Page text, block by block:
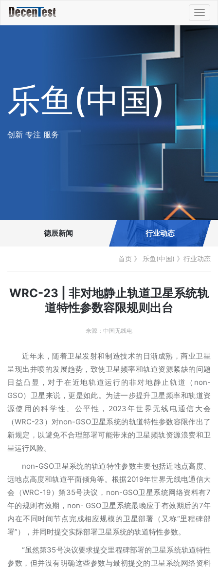
乐鱼(中国)
创新 专注 服务
德辰新闻 行业动态
首页 》 乐鱼(中国) 》 行业动态
WRC-23 | 非对地静止轨道卫星系统轨
道特性参数容限规则出台
来源：中国无线电
近年来，随着卫星发射和制造技术的日渐成熟，商业卫星
呈现出井喷的发展趋势，致使卫星频率和轨道资源紧缺的问题
日益凸显，对于在近地轨道运行的非对地静止轨道（non-
GSO）卫星来说，更是如此。为进一步提升卫星频率和轨道资
源使用的科学性、公平性，2023年世界无线电通信大会
（WRC-23）对non-GSO卫星系统的轨道特性参数容限作出了
新规定，以避免不合理部署可能带来的卫星频轨资源浪费和卫
星运行风险。
non-GSO卫星系统的轨道特性参数主要包括近地点高度、
远地点高度和轨道平面倾角等。根据2019年世界无线电通信大
会（WRC-19）第35号决议，non-GSO卫星系统网络资料有7
年的规则有效期，non- GSO卫星系统最晚应于有效期后的7年
内在不同时间节点完成相应规模的卫星部署（又称“里程碑部
署”），并同时提交实际部署卫星系统的轨道特性参数。
“虽然第35号决议要求提交里程碑部署的卫星系统轨道特性
参数，但并没有明确这些参数与最初提交的卫星系统网络资料